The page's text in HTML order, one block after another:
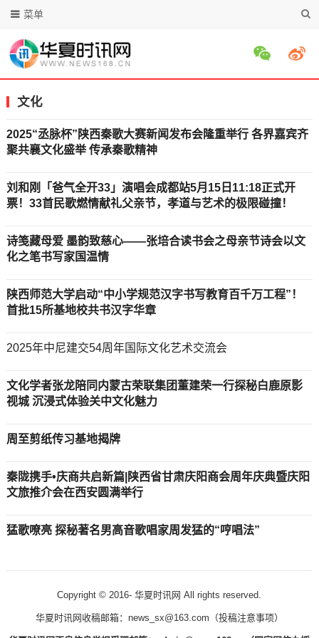
菜单
文化
2025“丞脉杯”陕西秦歌大赛新闻发布会隆重举行 各界嘉宾齐
聚共襄文化盛举 传承秦歌精神
刘和刚「爸气全开33」演唱会成都站5月15日11:18正式开
票！33首民歌燃情献礼父亲节，孝道与艺术的极限碰撞！
诗笺藏母爱 墨韵致慈心——张培合读书会之母亲节诗会以文
化之笔书写家国温情
陕西师范大学启动“中小学规范汉字书写教育百千万工程”！
首批15所基地校共书汉字华章
2025年中尼建交54周年国际文化艺术交流会
文化学者张龙陪同内蒙古荣联集团董建荣一行探秘白鹿原影
视城 沉浸式体验关中文化魅力
周至剪纸传习基地揭牌
秦陇携手•庆商共启新篇|陕西省甘肃庆阳商会周年庆典暨庆阳
文旅推介会在西安圆满举行
猛歌嘹亮 探秘著名男高音歌唱家周发猛的“哼唱法”
Copyright © 2016- 华夏时讯网 All rights reserved.
华夏时讯网收稿邮箱：news_sx@163.com（投稿注意事项）